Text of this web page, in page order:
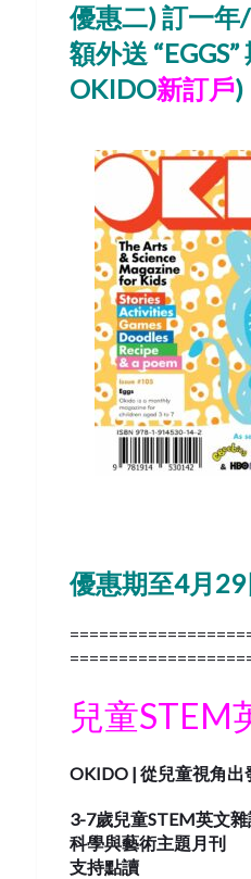
優惠二)訂一年
額外送
OKIDO新訂戶)
優惠期至4月29
兒童STEM
OKIDO |從兒童視角出
3-7歲兒童STEM英文
科學與藝術主題月刊
支持點讀